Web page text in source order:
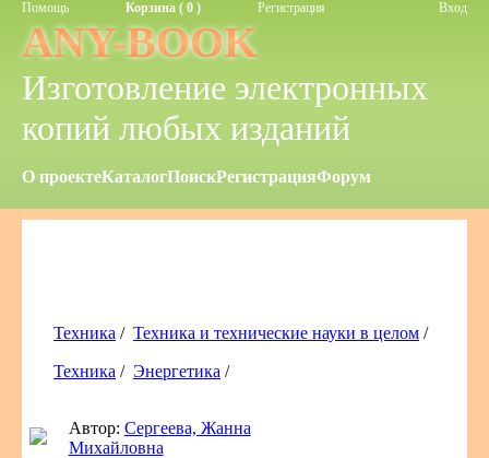
Помощь Корзина ( 0 ) Регистрация Вход
ANY-BOOK
Изготовление электронных
копий любых изданий
О проектеКаталогПоискРегистрацияФорум
Техника / Техника и технические науки в целом /
Техника / Энергетика /
Автор: Сергеева, Жанна
Михайловна